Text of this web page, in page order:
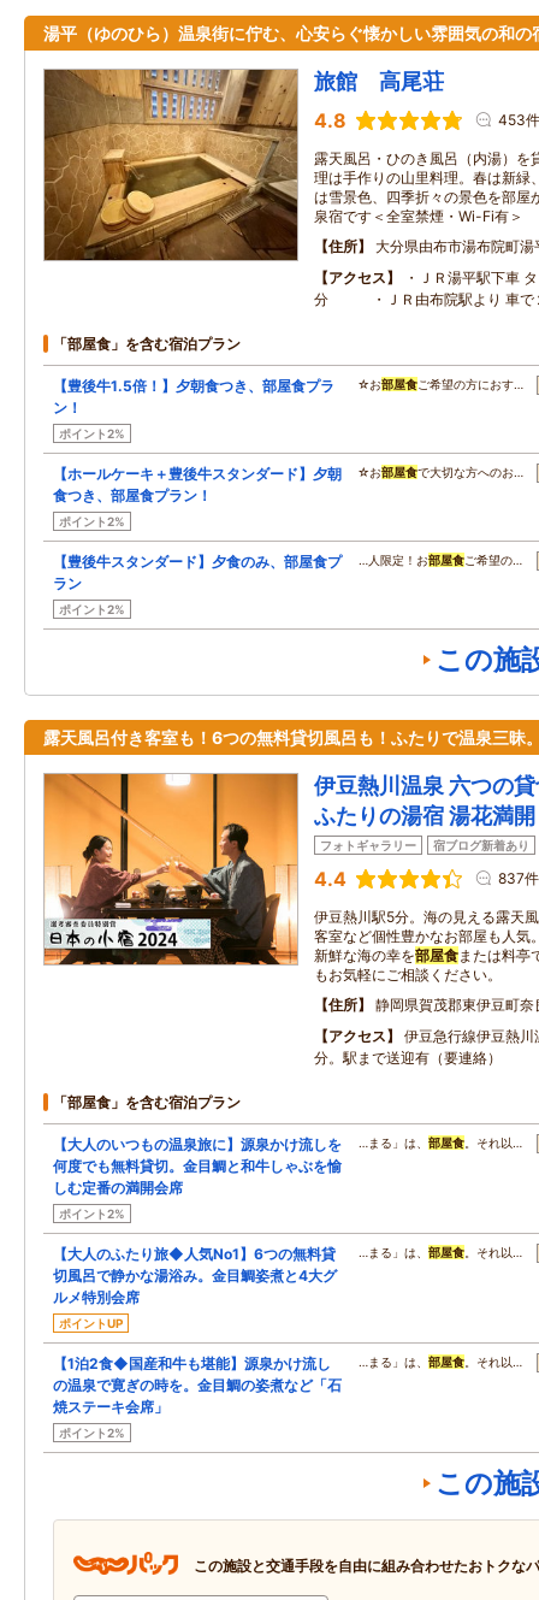
湯平（ゆのひら）温泉街に佇む、心安らぐ懐かしい雰囲気の和の
旅館 高尾荘
4.8 453件
露天風呂・ひのき風呂（内湯）を
理は手作りの山里料理。春は新緑
は雪景色、四季折々の景色を部屋
泉宿です＜全室禁煙・Wi-Fi有＞
住所
大分県由布市湯布院町湯
アクセス
・ＪＲ湯平駅下車
分 ・ＪＲ由布院駅より 車で
「部屋食」を含む宿泊プラン
【豊後牛1.5倍！】夕朝食つき、部屋食プラ
ン！
ポイント2%
☆お部屋食ご希望の方におす…
【ホールケーキ＋豊後牛スタンダード】夕朝
食つき、部屋食プラン！
ポイント2%
☆お部屋食で大切な方へのお…
【豊後牛スタンダード】夕食のみ、部屋食プ
ラン
ポイント2%
…人限定！お部屋食ご希望の…
この施
露天風呂付き客室も！6つの無料貸切風呂も！ふたりで温泉三昧
伊豆熱川温泉 六つの
ふたりの湯宿 湯花満開
フォトギャラリー 宿ブログ新着あり
4.4 837件
伊豆熱川駅5分。海の見える露天
客室など個性豊かなお部屋も人気
新鮮な海の幸を部屋食または料亭
もお気軽にご相談ください。
住所
静岡県賀茂郡東伊豆町
アクセス
伊豆急行線伊豆熱
分。駅まで送迎有（要連絡）
「部屋食」を含む宿泊プラン
【大人のいつもの温泉旅に】源泉かけ流しを
何度でも無料貸切。金目鯛と和牛しゃぶを愉
しむ定番の満開会席
ポイント2%
…まる」は、 部屋食 。それ以…
【大人のふたり旅◆人気No1】6つの無料貸
切風呂で静かな湯浴み。金目鯛姿煮と4大グ
ルメ特別会席
ポイントUP
…まる」は、 部屋食 。それ以…
【1泊2食◆国産和牛も堪能】源泉かけ流し
の温泉で寛ぎの時を。金目鯛の姿煮など「石
焼ステーキ会席」
ポイント2%
…まる」は、 部屋食 。それ以…
この施
この施設と交通手段を自由に組み合わせたおトクな